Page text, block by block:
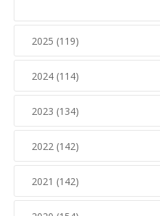
2025 (119)
Diciembre (12)
Noviembre (17)
Octubre (15)
Septiembre (5)
Agosto (5)
2024 (114)
Diciembre (10)
Noviembre (14)
Octubre (16)
Septiembre (7)
2023 (134)
Diciembre (11)
Noviembre (12)
Octubre (17)
2022 (142)
Diciembre (15)
Noviembre (15)
2021 (142)